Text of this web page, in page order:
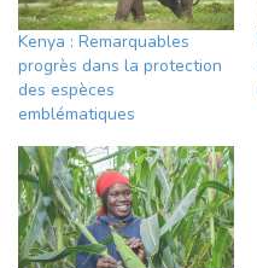
Kenya : Remarquables
progrès dans la protection
des espèces
emblématiques